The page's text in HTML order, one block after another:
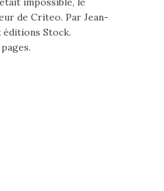
de Criteo. Par Jean-
éditions Stock.